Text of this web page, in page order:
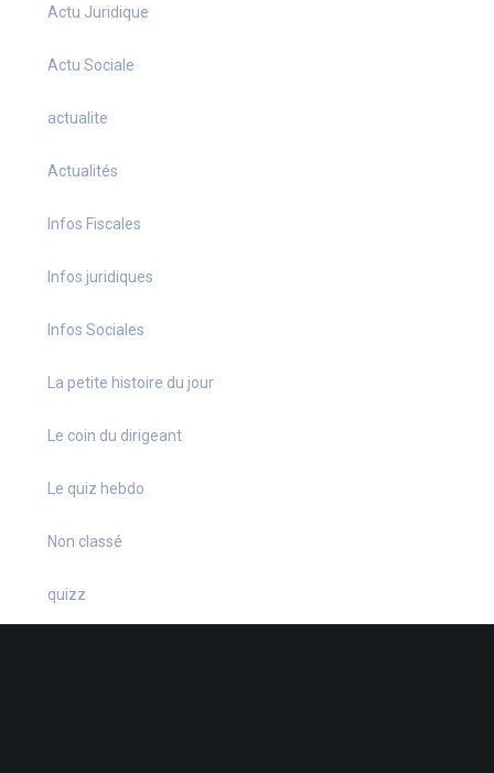
Actu Juridique
Actu Sociale
actualite
Actualités
Infos Fiscales
Infos juridiques
Infos Sociales
La petite histoire du jour
Le coin du dirigeant
Le quiz hebdo
Non classé
quizz